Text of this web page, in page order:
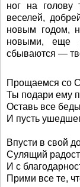
ног на голову
веселей,
новым годом,
новыми, еще
сбываются —
Прощаемся со
Ты подари ему
Оставь все
И пусть
Впусти в свой
Сулящий
И с
Прими все те,